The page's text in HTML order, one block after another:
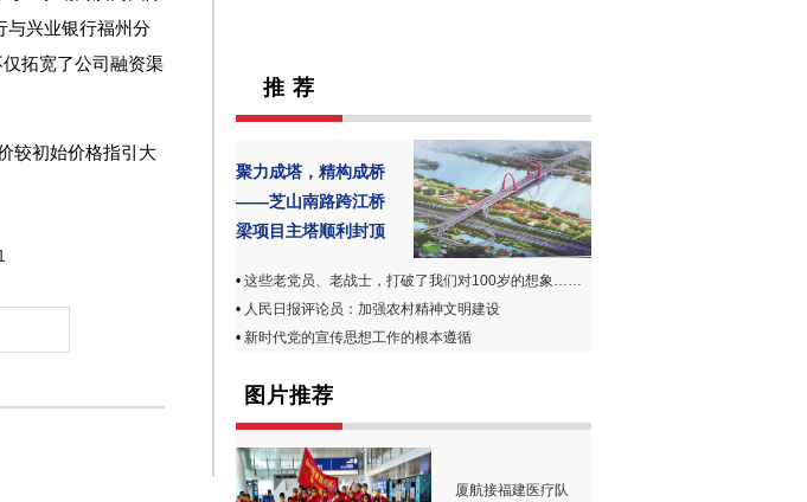
与兴业银行福州分
拓宽了公司融资渠
较初始价格指引大
推 荐
聚力成塔，精构成桥
——芝山南路跨江桥
梁项目主塔顺利封顶
• 这些老党员、老战士，打破了我们对100岁的想象……
• 人民日报评论员：加强农村精神文明建设
• 新时代党的宣传思想工作的根本遵循
图片推荐
厦航接福建医疗队